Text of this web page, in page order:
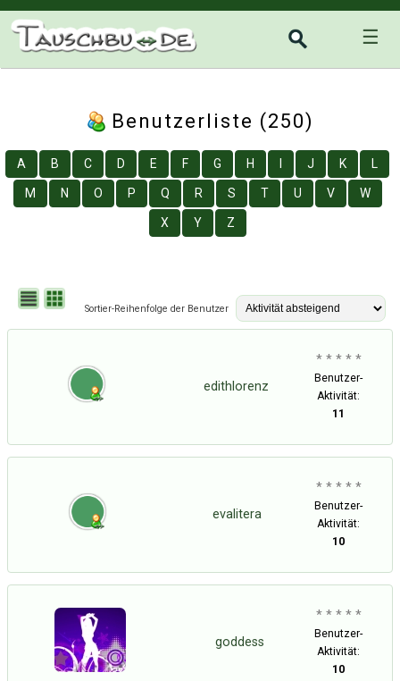
☰
Benutzerliste (250)
A B C D E F G H J K L
M N O P Q R S T U V W
X Y Z
Sortier-Reihenfolge der Benutzer
edithlorenz
* * * * *
Benutzer-
Aktivität:
11
evalitera
* * * * *
Benutzer-
Aktivität:
10
goddess
* * * * *
Benutzer-
Aktivität:
10